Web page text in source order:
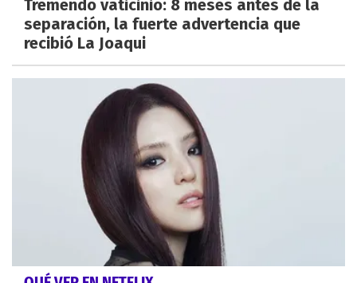
Tremendo vaticinio: 8 meses antes de la
separación, la fuerte advertencia que
recibió La Joaqui